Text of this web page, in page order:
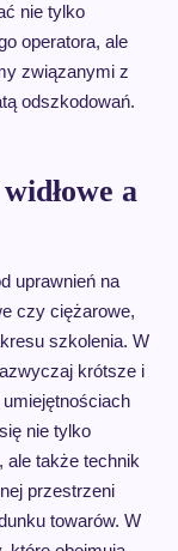
nie tylko
operatora, ale
związanymi z
odszkodowań.
a
uprawnień na
czy ciężarowe,
szkolenia. W
krótsze i
nie tylko
ale także technik
przestrzeni
towarów. W